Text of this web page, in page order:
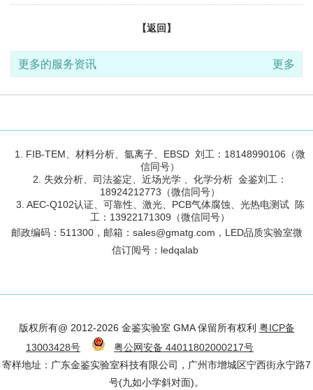
【返回】
更多的服务资讯 更多
1. FIB-TEM、材料分析、氩离子、EBSD 刘工：18148990106（微
信同号）
2. 失效分析、司法鉴定、近场光学 、化学分析 金鉴刘工：
18924212773（微信同号）
3. AEC-Q102认证、可靠性、激光、PCB气体腐蚀、光热电测试 陈
工：13922171309（微信同号）
邮政编码： 511300，邮箱：sales@gmatg.com，LED品质实验室微
信订阅号：ledqalab
版权所有@ 2012-2026 金鉴实验室 GMA 保留所有权利 粤ICP备
13003428号
粤公网安备 44011802000217号
寄样地址：广东金鉴实验室科技有限公司，广州市增城区宁西街永宁路7
号(九如小学斜对面)。